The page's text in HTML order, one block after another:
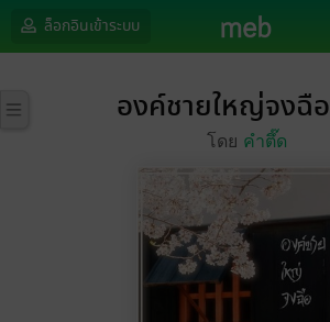
ล็อกอินเข้าระบบ
องค์ชายใหญ่จงฉือ
โดย คำตึ๊ด